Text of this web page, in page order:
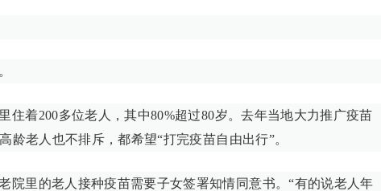
住着200多位老人，其中80%超过80岁。去年当地大力推广疫苗
老人也不排斥，都希望“打完疫苗自由出行”。
里的老人接种疫苗需要子女签署知情同意书。“有的说老人年